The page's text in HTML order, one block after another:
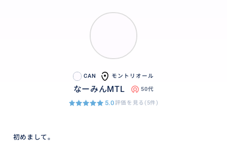
CAN モントリオール
なーみんMTL 50代
5.0評価を見る(5件)
初めまして。